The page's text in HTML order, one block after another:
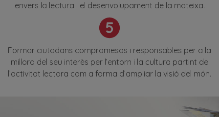
envers la lectura i el desenvolupament de la mateixa.
Formar ciutadans compromesos i responsables per a la
millora del seu interès per l’entorn i la cultura partint de
l’activitat lectora com a forma d’ampliar la visió del món.